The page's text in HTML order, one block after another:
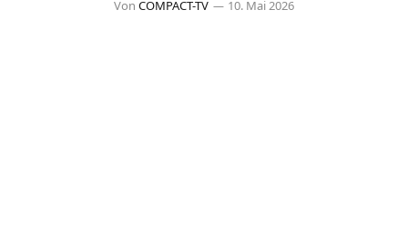
Von COMPACT-TV 10. Mai 2026